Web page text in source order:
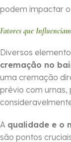
podem impactar
Fatores que
Diversos
cremação no
uma cremação
prévio com urnas,
A qualidade e o
são pontos